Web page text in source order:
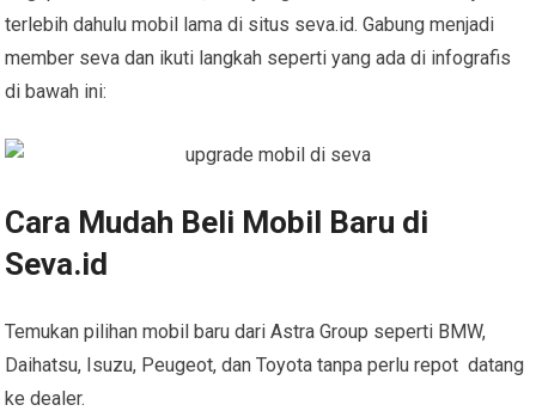
terlebih dahulu mobil lama di situs seva.id. Gabung menjadi
member seva dan ikuti langkah seperti yang ada di infografis
di bawah ini:
Cara Mudah Beli Mobil Baru di
Seva.id
Temukan pilihan mobil baru dari Astra Group seperti BMW,
Daihatsu, Isuzu, Peugeot, dan Toyota tanpa perlu repot datang
ke dealer.